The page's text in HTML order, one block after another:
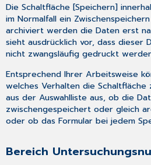
Die Schaltfläche [Speichern]
im Normalfall ein
archiviert werden die Daten erst
sieht ausdrücklich vor, dass dieser
nicht zwangsläufig gedruckt
Entsprechend Ihrer Arbeitsweise
welches Verhalten die Schaltfläche
aus der Auswahlliste aus, ob die
zwischengespeichert oder gleich
oder ob das Formular bei jedem
Bereich